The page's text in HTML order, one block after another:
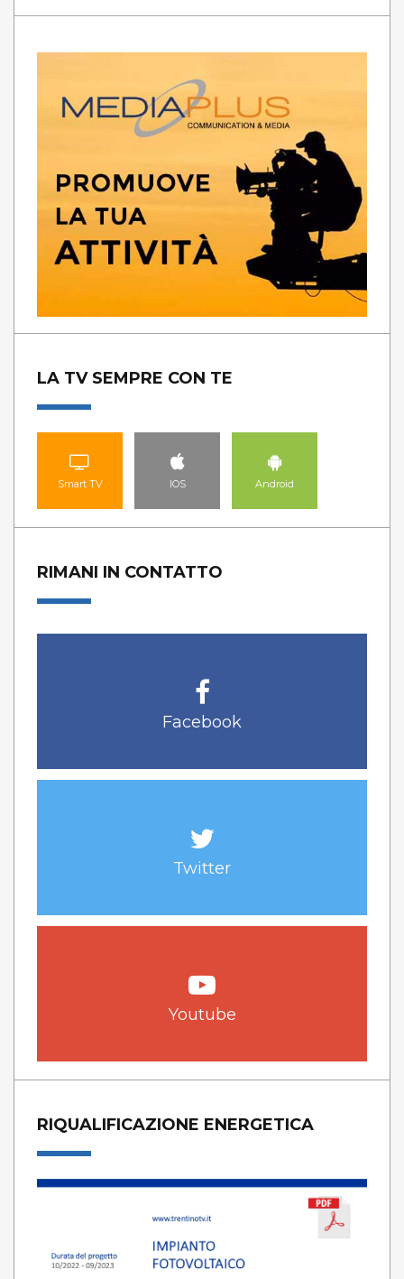
LA TV SEMPRE CON TE
Smart TV IOS Android
RIMANI IN CONTATTO
Facebook
Twitter
Youtube
RIQUALIFICAZIONE ENERGETICA